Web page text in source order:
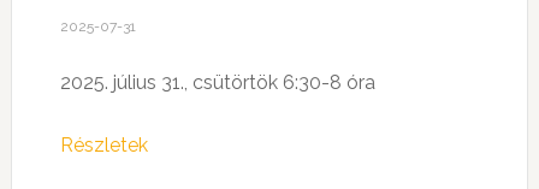
2025-07-31
2025. július 31., csütörtök 6:30-8 óra
Részletek